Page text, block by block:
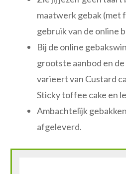
maatwerk gebak (met
gebruik van de online
Bij de online
grootste aanbod en
varieert van Custard
Sticky toffee cake en
Ambachtelijk
afgeleverd.